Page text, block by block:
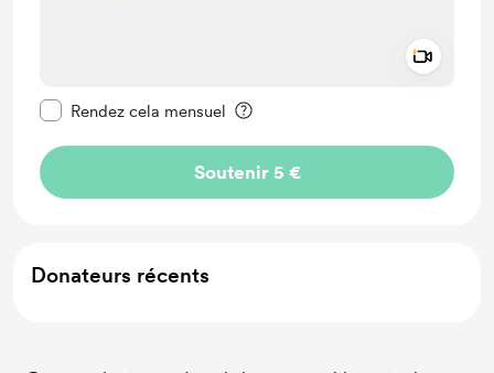
Rendez cela mensuel
Soutenir 5 €
Donateurs récents